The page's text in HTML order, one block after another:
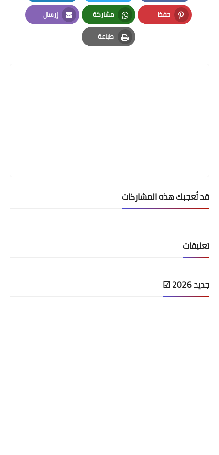
Facebook
Twitter
LinkedIn
حفظ
Pinterest
مشاركة
Whatsapp
إرسال
Email
طباعة
Print
قد تُعجبك هذه المشاركات
تعليقات
جديد 2026 ☑